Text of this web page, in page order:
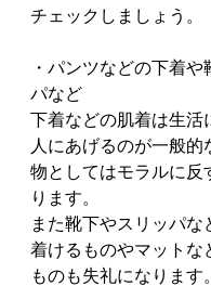
チェックしましょう。
・パンツなどの下着や
パなど
下着などの肌着は生活
人にあげるのが一般的
物としてはモラルに反
ります。
また靴下やスリッパな
着けるものやマットな
ものも失礼になります。